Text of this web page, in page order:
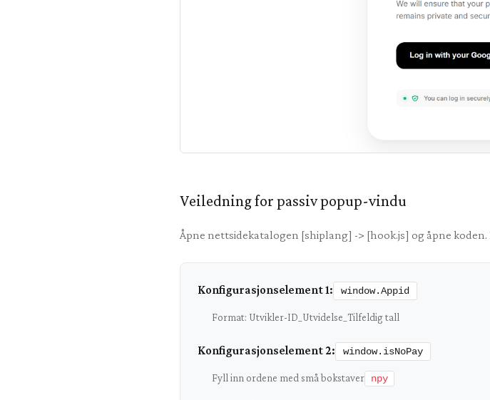
Veiledning for passiv popup-vindu
Åpne nettsidekatalogen [shiplang] -> [hook.js] og åpne
Konfigurasjonselement 1: window.Appid
Format: Utvikler-ID_Utvidelse_Tilfeldig tall
Konfigurasjonselement 2: window.isNoPay
Fyll inn ordene med små bokstaver npy